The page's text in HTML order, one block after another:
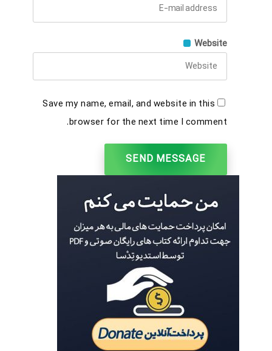
Website
Save my name, email, and website in this
browser for the next time I comment.